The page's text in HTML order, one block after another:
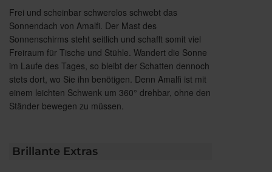
Frei und scheinbar schwerelos schwebt das
Sonnendach von Amalfi. Der Mast des
Sonnenschirms steht seitlich und schafft somit viel
Freiraum für Tische und Stühle. Wandert die Sonne
im Laufe des Tages, so bleibt der Schatten dennoch
stets dort, wo Sie ihn benötigen. Denn Amalfi ist mit
einem leichten Schwenk um 360° drehbar, ohne den
Ständer bewegen zu müssen.
Brillante Extras